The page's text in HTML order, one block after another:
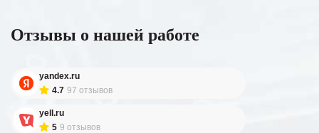
Отзывы о нашей работе
yandex.ru
4.7 97 отзывов
yell.ru
5 9 отзывов